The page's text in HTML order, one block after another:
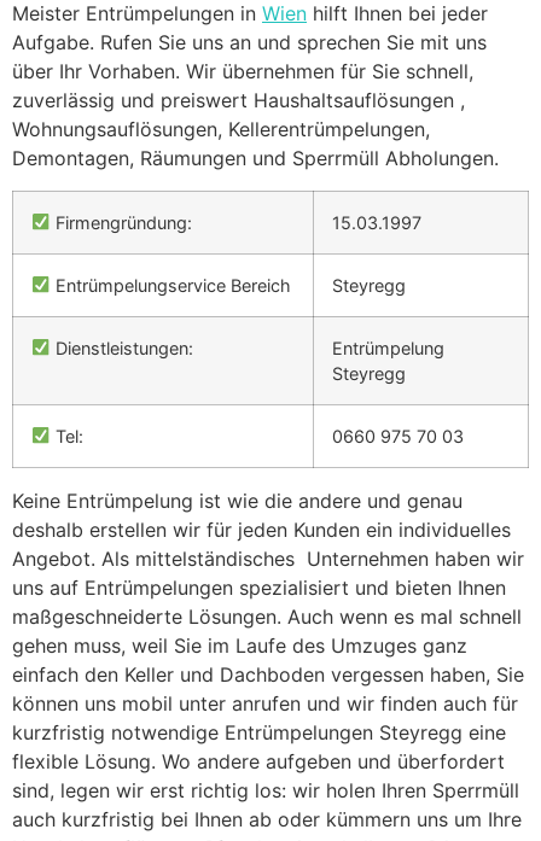
Meister Entrümpelungen in Wien hilft Ihnen bei jeder
Aufgabe. Rufen Sie uns an und sprechen Sie mit uns
über Ihr Vorhaben. Wir übernehmen für Sie schnell,
zuverlässig und preiswert Haushaltsauflösungen ,
Wohnungsauflösungen, Kellerentrümpelungen,
Demontagen, Räumungen und Sperrmüll Abholungen.
Firmengründung: 15.03.1997
Entrümpelungservice Bereich Steyregg
Dienstleistungen:
Entrümpelung
Steyregg
Tel: 0660 975 70 03
Keine Entrümpelung ist wie die andere und genau
deshalb erstellen wir für jeden Kunden ein individuelles
Angebot. Als mittelständisches Unternehmen haben wir
uns auf Entrümpelungen spezialisiert und bieten Ihnen
maßgeschneiderte Lösungen. Auch wenn es mal schnell
gehen muss, weil Sie im Laufe des Umzuges ganz
einfach den Keller und Dachboden vergessen haben, Sie
können uns mobil unter anrufen und wir finden auch für
kurzfristig notwendige Entrümpelungen Steyregg eine
flexible Lösung. Wo andere aufgeben und überfordert
sind, legen wir erst richtig los: wir holen Ihren Sperrmüll
auch kurzfristig bei Ihnen ab oder kümmern uns um Ihre